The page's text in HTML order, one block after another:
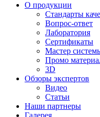
О продукции
Стандарты
Вопрос-ответ
Лаборатория
Сертификаты
Мастер
Промо
3D
Обзоры экспертов
Видео
Статьи
Наши партнеры
Галерея